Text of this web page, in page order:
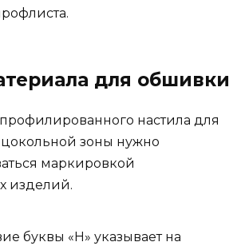
для обшивки
настила для
цокольной зоны нужно
маркировкой
изделий.
буквы «Н» указывает на